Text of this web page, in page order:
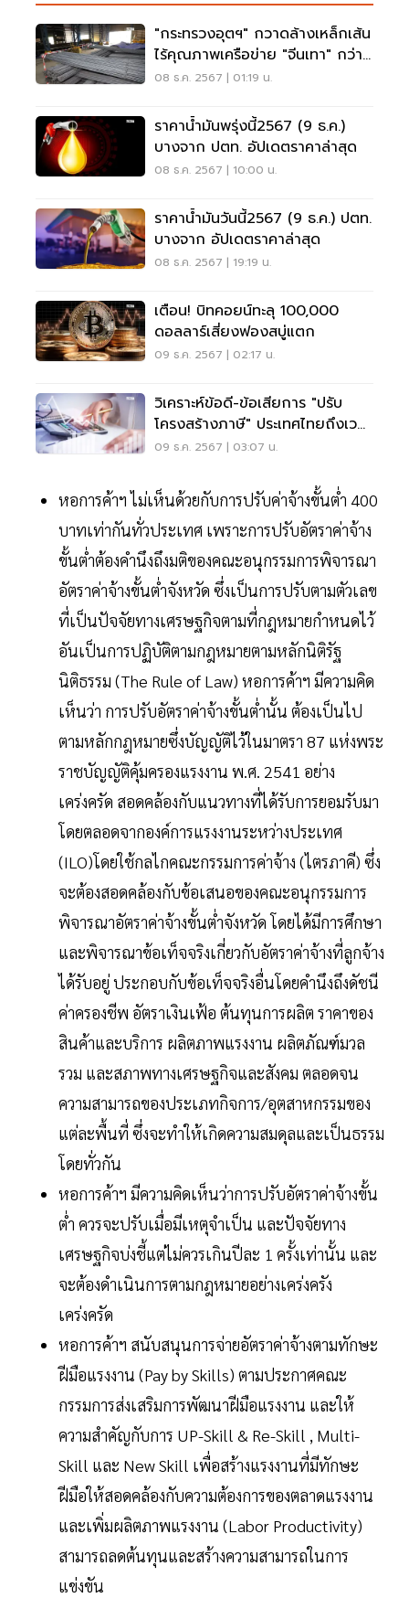
"กระทรวงอุตฯ" กวาดล้างเหล็กเส้น
ไร้คุณภาพเครือข่าย "จีนเทา" กว่า
200 ล้านบาท
08 ธ.ค. 2567 | 01:19 น.
ราคาน้ำมันพรุ่งนี้2567 (9 ธ.ค.)
บางจาก ปตท. อัปเดตราคาล่าสุด
08 ธ.ค. 2567 | 10:00 น.
ราคาน้ำมันวันนี้2567 (9 ธ.ค.) ปตท.
บางจาก อัปเดตราคาล่าสุด
08 ธ.ค. 2567 | 19:19 น.
เตือน! บิทคอยน์ทะลุ 100,000
ดอลลาร์เสี่ยงฟองสบู่แตก
09 ธ.ค. 2567 | 02:17 น.
วิเคราะห์ข้อดี-ข้อเสียการ "ปรับ
โครงสร้างภาษี" ประเทศไทยถึงเวลา
หรือยัง
09 ธ.ค. 2567 | 03:07 น.
หอการค้าฯ ไม่เห็นด้วยกับการปรับค่าจ้างขั้นต่ำ 400
บาทเท่ากันทั่วประเทศ เพราะการปรับอัตราค่าจ้าง
ขั้นต่ำต้องคำนึงถึงมติของคณะอนุกรรมการพิจารณา
อัตราค่าจ้างขั้นต่ำจังหวัด ซึ่งเป็นการปรับตามตัวเลข
ที่เป็นปัจจัยทางเศรษฐกิจตามที่กฎหมายกำหนดไว้
อันเป็นการปฏิบัติตามกฎหมายตามหลักนิติรัฐ
นิติธรรม (The Rule of Law) หอการค้าฯ มีความคิด
เห็นว่า การปรับอัตราค่าจ้างขั้นต่ำนั้น ต้องเป็นไป
ตามหลักกฎหมายซึ่งบัญญัติไว้ในมาตรา 87 แห่งพระ
ราชบัญญัติคุ้มครองแรงงาน พ.ศ. 2541 อย่าง
เคร่งครัด สอดคล้องกับแนวทางที่ได้รับการยอมรับมา
โดยตลอดจากองค์การแรงงานระหว่างประเทศ
(ILO)โดยใช้กลไกคณะกรรมการค่าจ้าง (ไตรภาคี) ซึ่ง
จะต้องสอดคล้องกับข้อเสนอของคณะอนุกรรมการ
พิจารณาอัตราค่าจ้างขั้นต่ำจังหวัด โดยได้มีการศึกษา
และพิจารณาข้อเท็จจริงเกี่ยวกับอัตราค่าจ้างที่ลูกจ้าง
ได้รับอยู่ ประกอบกับข้อเท็จจริงอื่นโดยคำนึงถึงดัชนี
ค่าครองชีพ อัตราเงินเฟ้อ ต้นทุนการผลิต ราคาของ
สินค้าและบริการ ผลิตภาพแรงงาน ผลิตภัณฑ์มวล
รวม และสภาพทางเศรษฐกิจและสังคม ตลอดจน
ความสามารถของประเภทกิจการ/อุตสาหกรรมของ
แต่ละพื้นที่ ซึ่งจะทำให้เกิดความสมดุลและเป็นธรรม
โดยทั่วกัน
หอการค้าฯ มีความคิดเห็นว่าการปรับอัตราค่าจ้างขั้น
ต่ำ ควรจะปรับเมื่อมีเหตุจำเป็น และปัจจัยทาง
เศรษฐกิจบ่งชี้แต่ไม่ควรเกินปีละ 1 ครั้งเท่านั้น และ
จะต้องดำเนินการตามกฎหมายอย่างเคร่งครัง
เคร่งครัด
หอการค้าฯ สนับสนุนการจ่ายอัตราค่าจ้างตามทักษะ
ฝีมือแรงงาน (Pay by Skills) ตามประกาศคณะ
กรรมการส่งเสริมการพัฒนาฝีมือแรงงาน และให้
ความสำคัญกับการ UP-Skill & Re-Skill , Multi-
Skill และ New Skill เพื่อสร้างแรงงานที่มีทักษะ
ฝีมือให้สอดคล้องกับความต้องการของตลาดแรงงาน
และเพิ่มผลิตภาพแรงงาน (Labor Productivity)
สามารถลดต้นทุนและสร้างความสามารถในการ
แข่งขัน